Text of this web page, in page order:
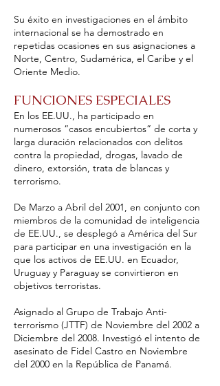
Su éxito en investigaciones en el ámbito
internacional se ha demostrado en
repetidas ocasiones en sus asignaciones a
Norte, Centro, Sudamérica, el Caribe y el
Oriente Medio.
FUNCIONES ESPECIALES
En los EE.UU., ha participado en
numerosos “casos encubiertos” de corta y
larga duración relacionados con delitos
contra la propiedad, drogas, lavado de
dinero, extorsión, trata de blancas y
terrorismo.
De Marzo a Abril del 2001, en conjunto con
miembros de la comunidad de inteligencia
de EE.UU., se desplegó a América del Sur
para participar en una investigación en la
que los activos de EE.UU. en Ecuador,
Uruguay y Paraguay se convirtieron en
objetivos terroristas.
Asignado al Grupo de Trabajo Anti-
terrorismo (JTTF) de Noviembre del 2002 a
Diciembre del 2008. Investigó el intento de
asesinato de Fidel Castro en Noviembre
del 2000 en la República de Panamá.